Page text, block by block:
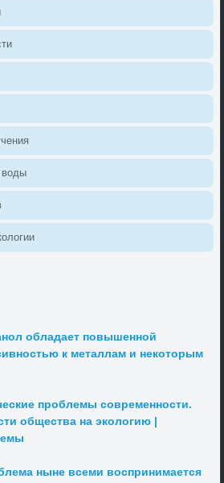
вοды
обладает повышенной
к металлам и некоторым
проблемы современности.
общества на экологию |
ныне всеми воспринимается